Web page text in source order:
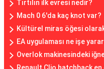
Tırtılın ilk evresi nedir?
Mach 0 6'da kaç knot var?
Kültürel miras öğesi
EA uygulaması ne işe
Overlok makinesindeki